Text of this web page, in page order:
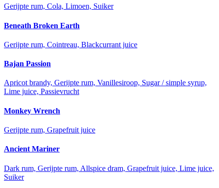
Gerijpte rum, Cola, Limoen, Suiker
Beneath Broken Earth
Gerijpte rum, Cointreau, Blackcurrant juice
Bajan Passion
Apricot brandy, Gerijpte rum, Vanillesiroop, Sugar / simple syrup,
Lime juice, Passievrucht
Monkey Wrench
Gerijpte rum, Grapefruit juice
Ancient Mariner
Dark rum, Gerijpte rum, Allspice dram, Grapefruit juice, Lime juice,
Suiker